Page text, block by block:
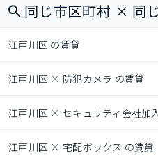
同じ市区町村 × 同
江戸川区 の賃貸
江戸川区 × 防犯カメラ の賃貸
江戸川区 × セキュリティ会社加
江戸川区 × 宅配ボックス の賃貸